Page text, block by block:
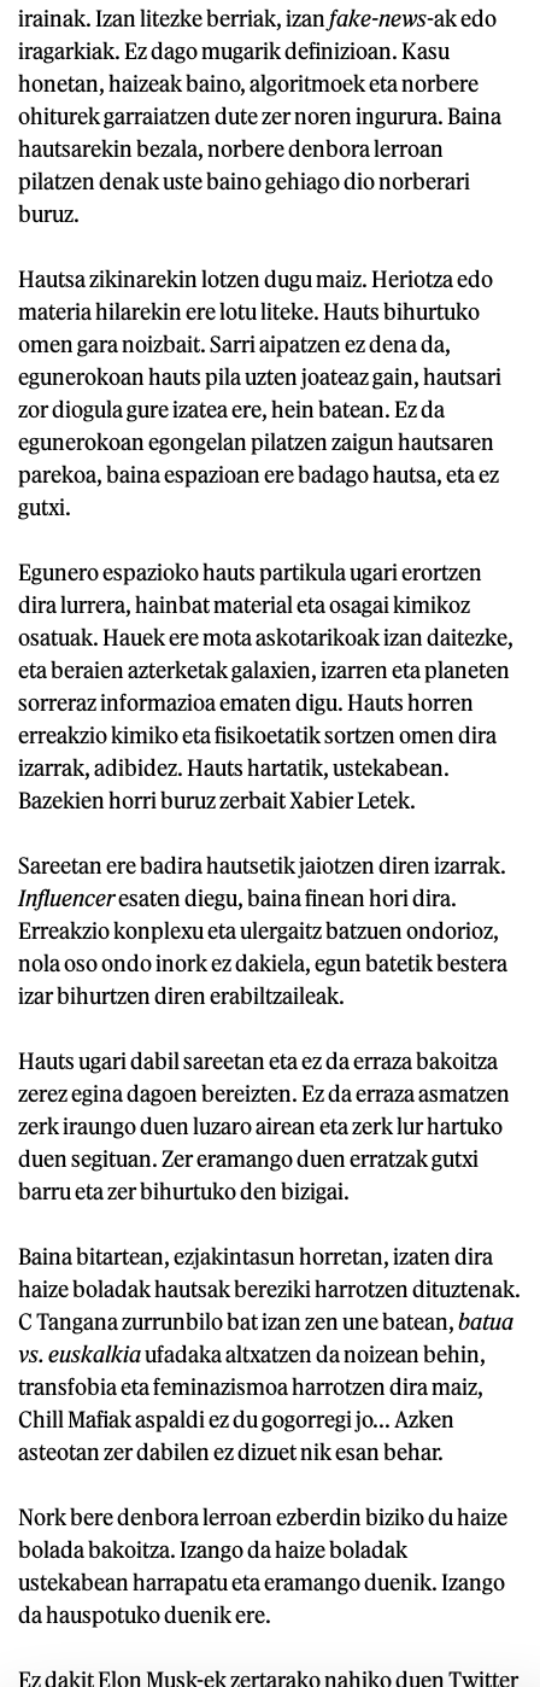
irainak. Izan litezke berriak, izan fake-news-ak edo
iragarkiak. Ez dago mugarik definizioan. Kasu
honetan, haizeak baino, algoritmoek eta norbere
ohiturek garraiatzen dute zer noren ingurura. Baina
hautsarekin bezala, norbere denbora lerroan
pilatzen denak uste baino gehiago dio norberari
buruz.
Hautsa zikinarekin lotzen dugu maiz. Heriotza edo
materia hilarekin ere lotu liteke. Hauts bihurtuko
omen gara noizbait. Sarri aipatzen ez dena da,
egunerokoan hauts pila uzten joateaz gain, hautsari
zor diogula gure izatea ere, hein batean. Ez da
egunerokoan egongelan pilatzen zaigun hautsaren
parekoa, baina espazioan ere badago hautsa, eta ez
gutxi.
Egunero espazioko hauts partikula ugari erortzen
dira lurrera, hainbat material eta osagai kimikoz
osatuak. Hauek ere mota askotarikoak izan daitezke,
eta beraien azterketak galaxien, izarren eta planeten
sorreraz informazioa ematen digu. Hauts horren
erreakzio kimiko eta fisikoetatik sortzen omen dira
izarrak, adibidez. Hauts hartatik, ustekabean.
Bazekien horri buruz zerbait Xabier Letek.
Sareetan ere badira hautsetik jaiotzen diren izarrak.
Influenceresaten diegu, baina finean hori dira.
Erreakzio konplexu eta ulergaitz batzuen ondorioz,
nola oso ondo inork ez dakiela, egun batetik bestera
izar bihurtzen diren erabiltzaileak.
Hauts ugari dabil sareetan eta ez da erraza bakoitza
zerez egina dagoen bereizten. Ez da erraza asmatzen
zerk iraungo duen luzaro airean eta zerk lur hartuko
duen segituan. Zer eramango duen erratzak gutxi
barru eta zer bihurtuko den bizigai.
Baina bitartean, ezjakintasun horretan, izaten dira
haize boladak hautsak bereziki harrotzen dituztenak.
C Tangana zurrunbilo bat izan zen une batean,batua
vs. euskalkiaufadaka altxatzen da noizean behin,
transfobia eta feminazismoa harrotzen dira maiz,
Chill Mafiak aspaldi ez du gogorregi jo... Azken
asteotan zer dabilen ez dizuet nik esan behar.
Nork bere denbora lerroan ezberdin biziko du haize
bolada bakoitza. Izango da haize boladak
ustekabean harrapatu eta eramango duenik. Izango
da hauspotuko duenik ere.
Ez dakit Elon Musk-ek zertarako nahiko duen Twitter